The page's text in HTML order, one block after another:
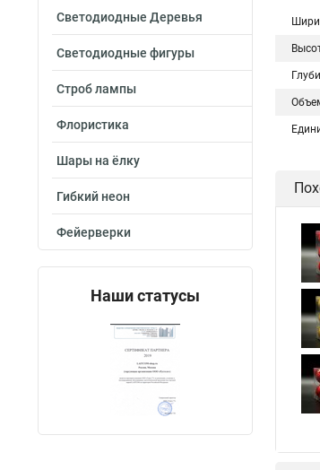
Светодиодные Деревья
Светодиодные фигуры
Строб лампы
Флористика
Шары на ёлку
Гибкий неон
Фейерверки
Наши статусы